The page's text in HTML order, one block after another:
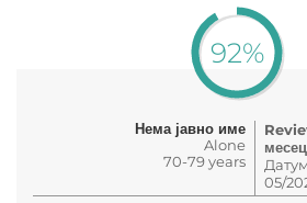
92%
Нема јавно име
Alone
70-79 years
05/